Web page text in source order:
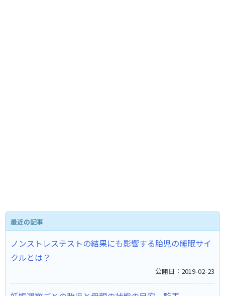
最近の記事
ノンストレステストの結果にも影響する胎児の睡眠サイ
クルとは？ ​
公開日：2019-02-23